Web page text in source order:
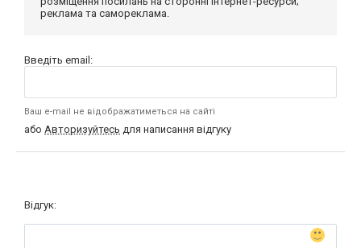
реклама та самореклама.
Введіть email:
Ваш e-mail не відображатиметься на сайті
або Авторизуйтесь для написання відгуку
Відгук: